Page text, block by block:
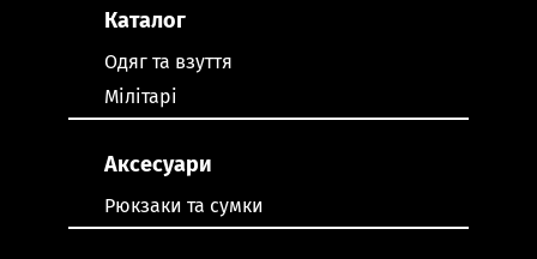
Каталог
Одяг та взуття
Мілітарі
Аксесуари
Рюкзаки та сумки